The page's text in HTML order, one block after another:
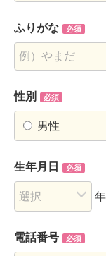
ふりがな 必須
性別 必須
男性
生年月日 必須
年
電話番号 必須